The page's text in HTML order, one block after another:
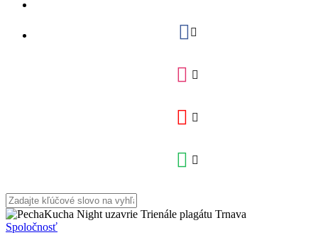
Spoločnosť